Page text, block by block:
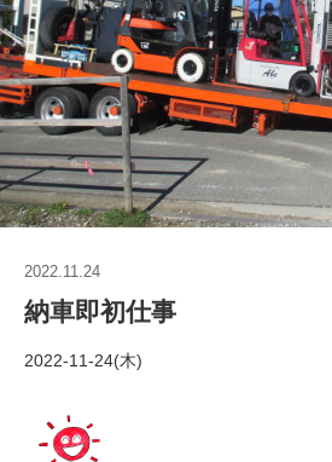
2022.11.24
納車即初仕事
2022-11-24(木)